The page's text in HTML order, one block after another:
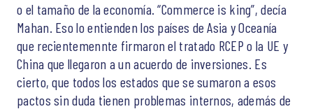
o el tamaño de la economía. “Commerce is king”, decía
Mahan. Eso lo entienden los países de Asia y Oceanía
que recientemennte firmaron el tratado RCEP o la UE y
China que llegaron a un acuerdo de inversiones. Es
cierto, que todos los estados que se sumaron a esos
pactos sin duda tienen problemas internos, además de